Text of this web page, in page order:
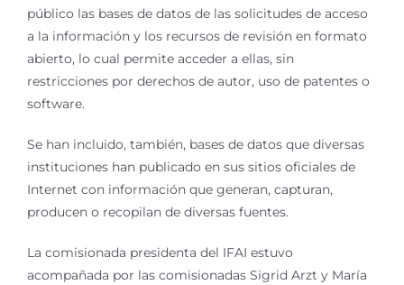
público las bases de datos de las solicitudes de acceso
a la información y los recursos de revisión en formato
abierto, lo cual permite acceder a ellas, sin
restricciones por derechos de autor, uso de patentes o
software.
Se han incluido, también, bases de datos que diversas
instituciones han publicado en sus sitios oficiales de
Internet con información que generan, capturan,
producen o recopilan de diversas fuentes.
La comisionada presidenta del IFAI estuvo
acompañada por las comisionadas Sigrid Arzt y María